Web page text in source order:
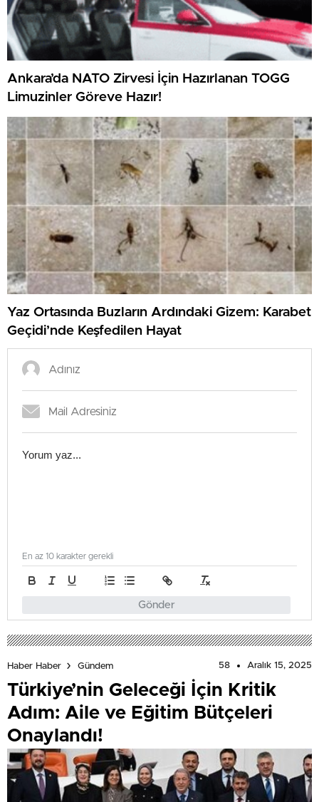
Ankara’da NATO Zirvesi İçin Hazırlanan TOGG
Limuzinler Göreve Hazır!
Yaz Ortasında Buzların Ardındaki Gizem: Karabet
Geçidi’nde Keşfedilen Hayat
Gönder
En az 10 karakter gerekli
Haber Haber Gündem 58 Aralık 15, 2025
Türkiye’nin Geleceği İçin Kritik
Adım: Aile ve Eğitim Bütçeleri
Onaylandı!